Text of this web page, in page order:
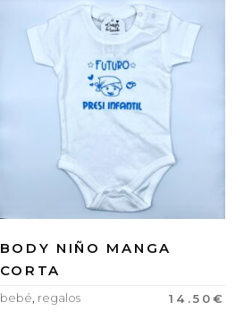
BODY NIÑO MANGA
CORTA
14.50€
bebé, regalos